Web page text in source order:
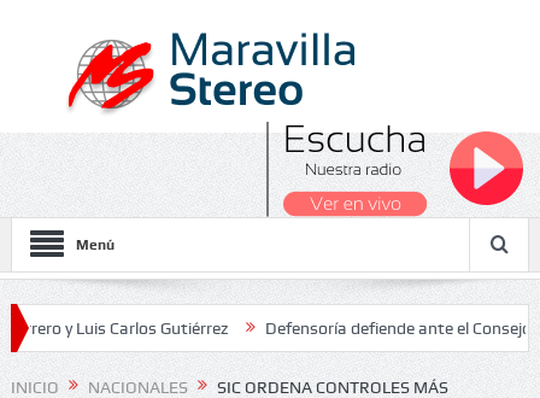
Menú
Carlos Gutiérrez Defensoría defiende ante el Consejo de
Nacionales 2026
INICIO NACIONALES
SIC ORDENA CONTROLES MÁS